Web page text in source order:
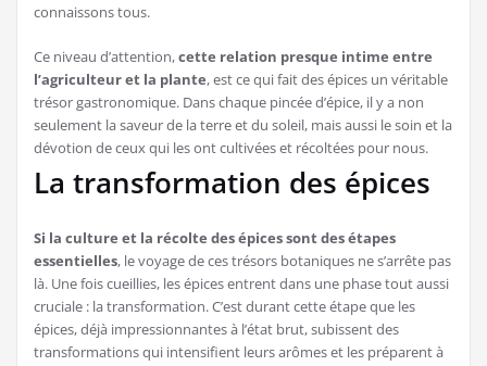
connaissons tous.
Ce niveau d’attention,cette relation presque intime entre
l’agriculteur et la plante, est ce qui fait des épices un véritable
trésor gastronomique. Dans chaque pincée d’épice, il y a non
seulement la saveur de la terre et du soleil, mais aussi le soin et la
dévotion de ceux qui les ont cultivées et récoltées pour nous.
La transformation des épices
Si la culture et la récolte des épices sont des étapes
essentielles, le voyage de ces trésors botaniques ne s’arrête pas
là. Une fois cueillies, les épices entrent dans une phase tout aussi
cruciale : la transformation. C’est durant cette étape que les
épices, déjà impressionnantes à l’état brut, subissent des
transformations qui intensifient leurs arômes et les préparent à